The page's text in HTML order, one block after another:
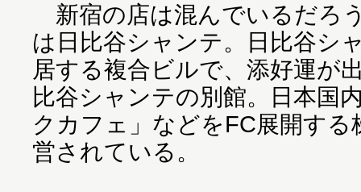
新宿の店は混んでいるだろ
は日比谷シャンテ。日比谷シ
居する複合ビルで、添好運が
比谷シャンテの別館。日本国
クカフェ」などをFC展開する
営されている。